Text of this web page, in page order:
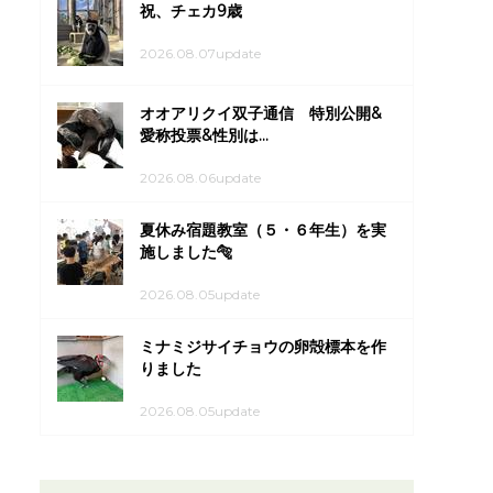
祝、チェカ9歳
2026.08.07update
オオアリクイ双子通信 特別公開&
愛称投票&性別は...
2026.08.06update
夏休み宿題教室（５・６年生）を実
施しました🐅
2026.08.05update
ミナミジサイチョウの卵殻標本を作
りました
2026.08.05update